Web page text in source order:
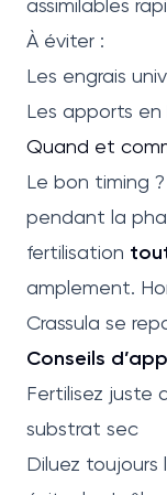
À éviter :
Les engrais
Les apports
Quand et
Le bon timing ?
pendant la
fertilisation
amplement.
Crassula se
Conseils
Fertilisez juste
substrat sec
Diluez toujours